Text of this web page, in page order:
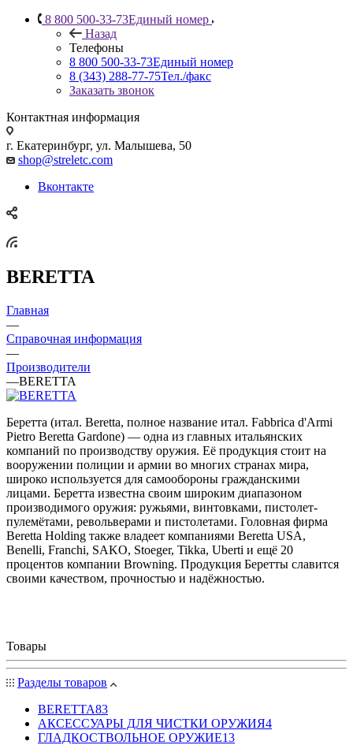
8 800 500-33-73Единый номер
Назад
Телефоны
8 800 500-33-73Единый номер
8 (343) 288-77-75Тел./факс
Заказать звонок
Контактная информация
г. Екатеринбург, ул. Малышева, 50
shop@streletc.com
Вконтакте
BERETTA
Главная
—
Справочная информация
—
Производители
—BERETTA
Беретта (итал. Beretta, полное название итал. Fabbrica d'Armi
Pietro Beretta Gardone) — одна из главных итальянских
компаний по производству оружия. Её продукция стоит на
вооружении полиции и армии во многих странах мира,
широко используется для самообороны гражданскими
лицами. Беретта известна своим широким диапазоном
производимого оружия: ружьями, винтовками, пистолет-
пулемётами, револьверами и пистолетами. Головная фирма
Beretta Holding также владеет компаниями Beretta USA,
Benelli, Franchi, SAKO, Stoeger, Tikka, Uberti и ещё 20
процентов компании Browning. Продукция Беретты славится
своими качеством, прочностью и надёжностью.
Товары
Разделы товаров
BERETTA83
АКСЕССУАРЫ ДЛЯ ЧИСТКИ ОРУЖИЯ4
ГЛАДКОСТВОЛЬНОЕ ОРУЖИЕ13